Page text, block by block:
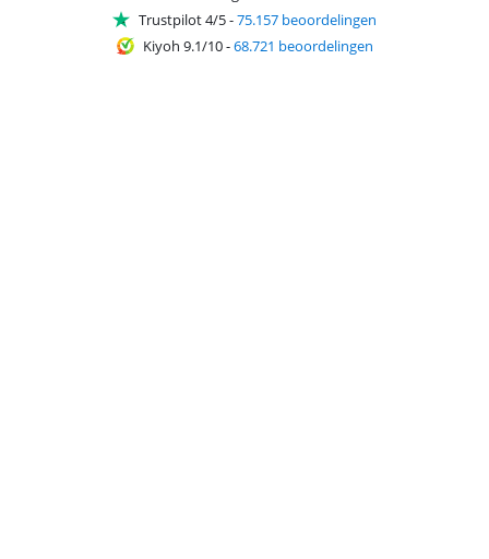
Trustpilot 4/5-75.157 beoordelingen
Kiyoh 9.1/10-68.721 beoordelingen